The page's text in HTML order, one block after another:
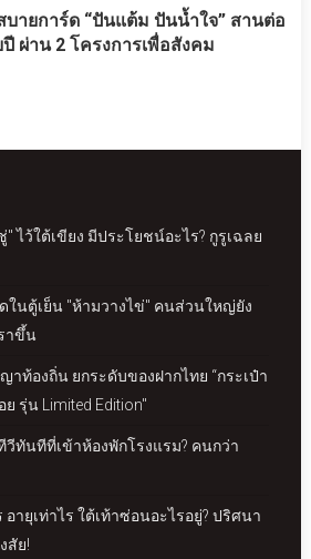
ายการ์ด “ปันแต้ม ปันน้ำใจ” สานต่อ
ผ่าน 2 โครงการเพื่อสังคม
ไว้ใต้เขียง มีประโยชน์อะไร? กูรูเฉลย
ในตู้เย็น "ห้ามวางไข่" คนส่วนใหญ่ยัง
าขึ้น
าท้องถิ่น ยกระดับของฝากไทย “กระเป๋า
รุ่น Limited Edition"
วีทันทีที่เข้าห้องพักโรงแรม? คนกว่า
ายุเท่าไร ใต้เท้าซ่อนอะไรอยู่? ปริศนา
สัย!